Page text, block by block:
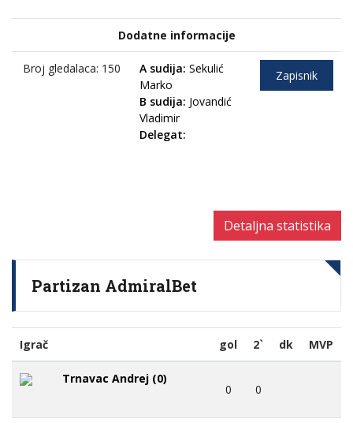
Dodatne informacije
Broj gledalaca: 150 A sudija: Sekulić
Marko
B sudija: Jovandić
Vladimir
Delegat:
Zapisnik
Detaljna statistika
Partizan AdmiralBet
Igrač gol 2` dk MVP
Trnavac Andrej (0)
0 0